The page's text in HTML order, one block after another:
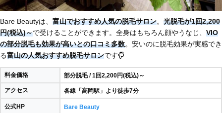
Bare Beautyは、 富山でおすすめ人気の脱毛サロン。 光脱毛が1回2,200
円(税込)～で受けることができます。全身はもちろん顔やうなじ、 VIO
の部分脱毛も効果が高いとの口コミ多数。安いのに脱毛効果が実感でき
る富山の人気おすすめ脱毛サロンです
料金価格 部分脱毛 / 1回2,200円(税込)～
アクセス 各線「高岡駅」より徒歩7分
公式HP Bare Beauty